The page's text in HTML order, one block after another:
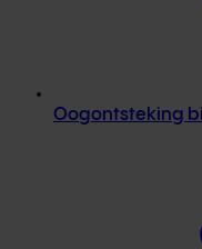
Oogontsteking